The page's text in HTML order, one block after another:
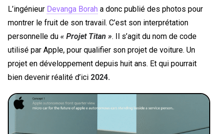
L’ingénieur Devanga Borah a donc publié des photos pour
montrer le fruit de son travail. C’est son interprétation
personnelle du « Projet Titan ». Il s’agit du nom de code
utilisé par Apple, pour qualifier son projet de voiture. Un
projet en développement depuis huit ans. Et qui pourrait
bien devenir réalité d’ici 2024.